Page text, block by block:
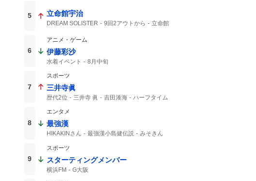
5 立命館宇治
DREAM SOLISTER 9回2アウトから
立命館
9回2アウト
ユーフォニアム
6
アニメ・ゲーム
伊藤彩沙
水着イベント 8月中旬
7
スポーツ
三井寺眞
歴代2位 三井寺 眞 吉田湊海
ハーフタイム
15歳
8
エンタメ
最強漢
HIKAKINさん 最強漢小島健伝説
みそきん
9
スポーツ
スターティングメンバー
横浜FM G大阪